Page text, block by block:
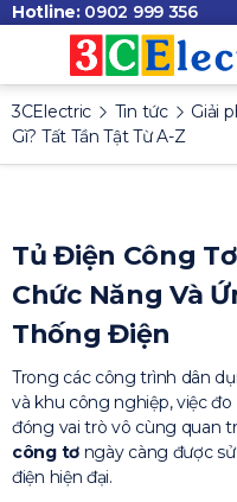
Hotline: 0902 999 356
3CElectric Tin tức Giải
Gì? Tất Tần Tật Từ A-Z
Tủ Điện Công
Chức Năng Và
Thống Điện
Trong các công trình dân
và khu công nghiệp, việc
đóng vai trò vô cùng quan
công tơngày càng được
điện hiện đại.